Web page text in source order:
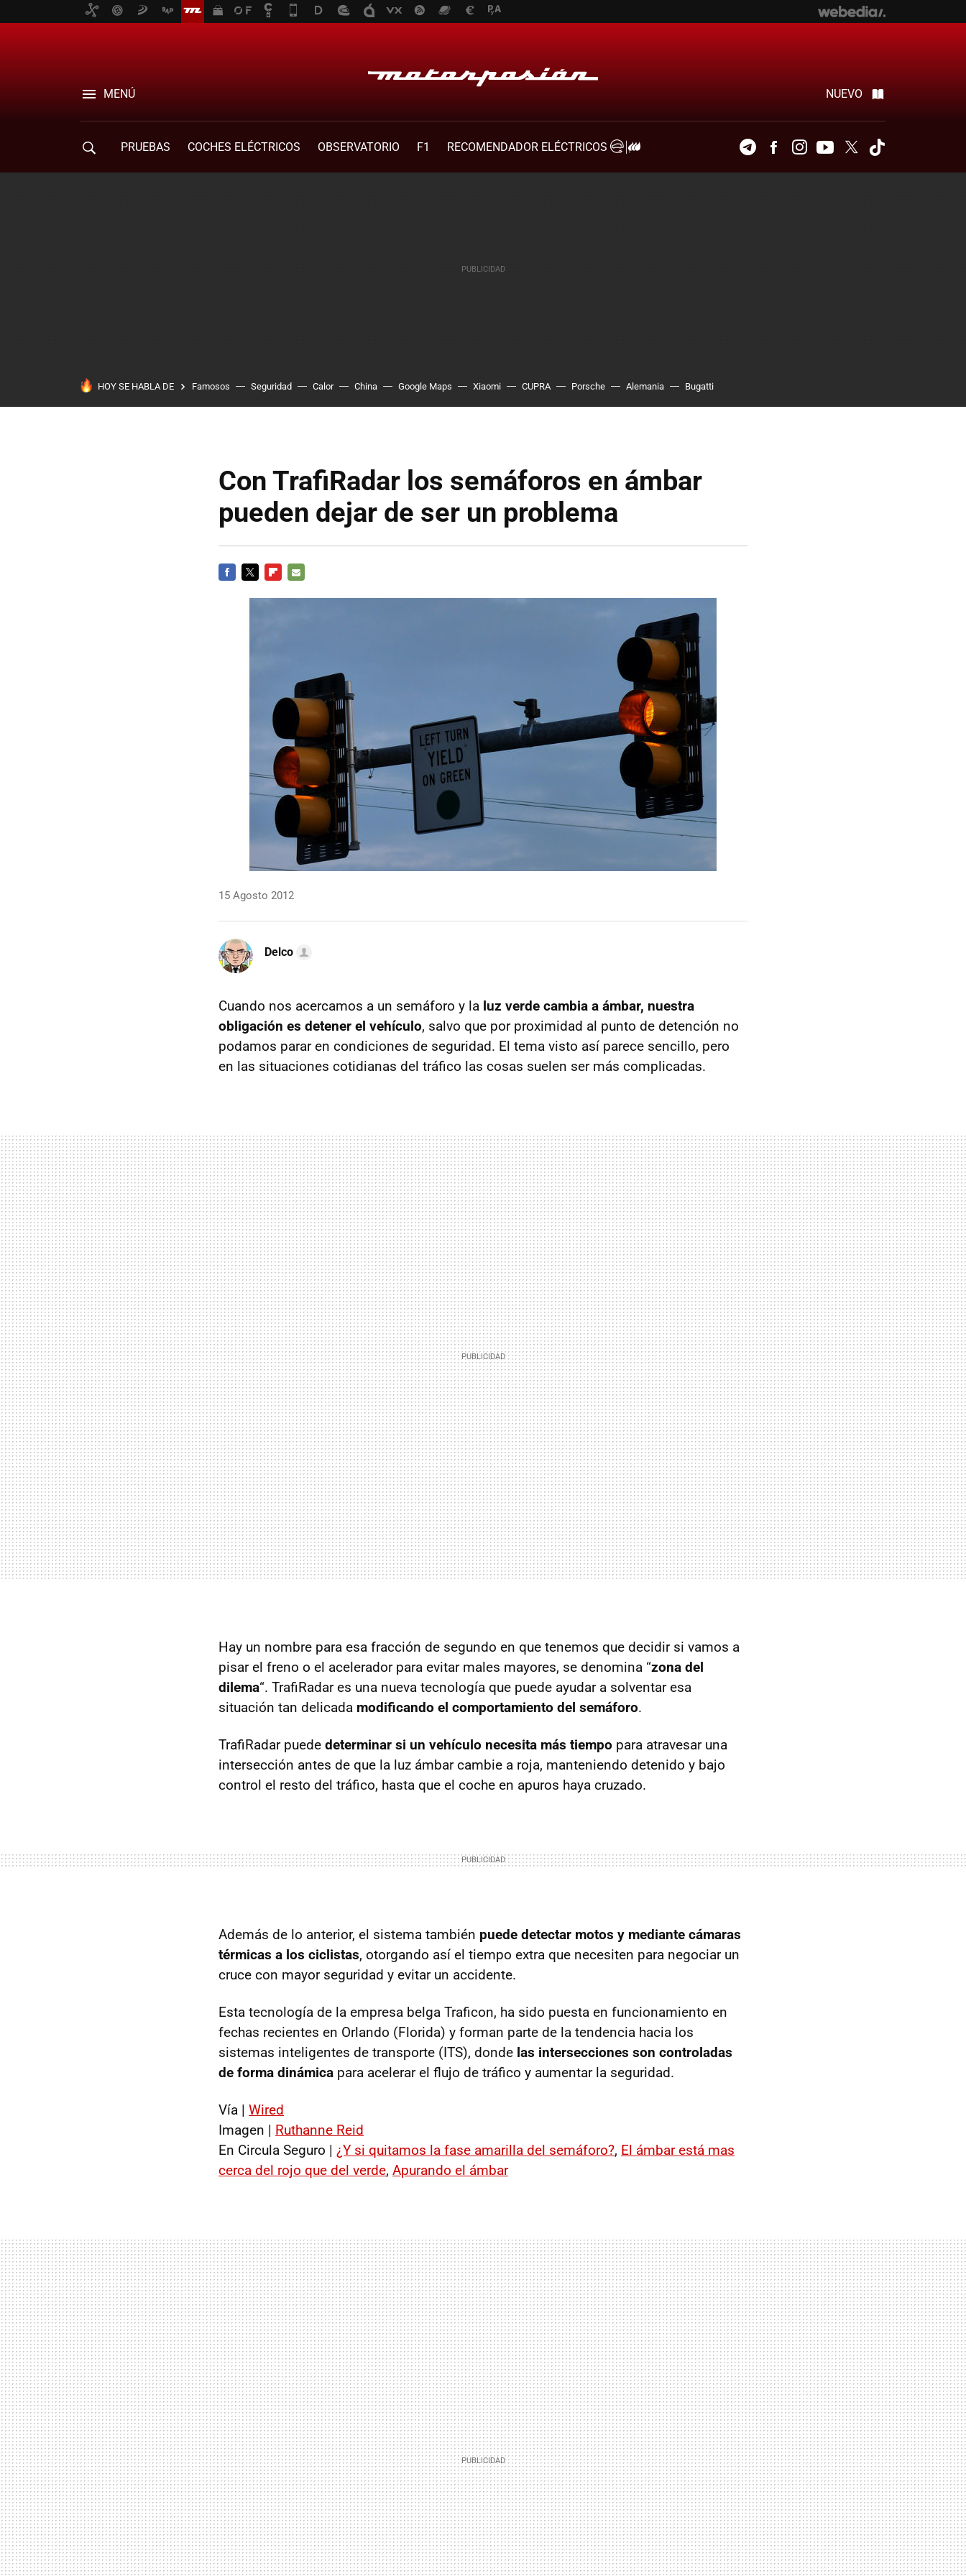
MENÚ NUEVO
PRUEBAS COCHES ELÉCTRICOS OBSERVATORIO F1
RECOMENDADOR ELÉCTRICOS
TelegramFacebookInstagramYoutubeTwitter
HOY SE HABLA DE Famosos Seguridad Calor China Google Maps Xiaomi CUPRA Porsche Alemania Bugatti
Con TrafiRadar los semáforos en ámbar
pueden dejar de ser un problema
15 Agosto 2012
Delco
Cuando nos acercamos a un semáforo y la luz verde cambia a ámbar, nuestra
obligación es detener el vehículo, salvo que por proximidad al punto de detención no
podamos parar en condiciones de seguridad. El tema visto así parece sencillo, pero
en las situaciones cotidianas del tráfico las cosas suelen ser más complicadas.
Hay un nombre para esa fracción de segundo en que tenemos que decidir si vamos a
pisar el freno o el acelerador para evitar males mayores, se denomina “zona del
dilema“. TrafiRadar es una nueva tecnología que puede ayudar a solventar esa
situación tan delicada modificando el comportamiento del semáforo.
TrafiRadar puede determinar si un vehículo necesita más tiempo para atravesar una
intersección antes de que la luz ámbar cambie a roja, manteniendo detenido y bajo
control el resto del tráfico, hasta que el coche en apuros haya cruzado.
Además de lo anterior, el sistema también puede detectar motos y mediante cámaras
térmicas a los ciclistas, otorgando así el tiempo extra que necesiten para negociar un
cruce con mayor seguridad y evitar un accidente.
Esta tecnología de la empresa belga Traficon, ha sido puesta en funcionamiento en
fechas recientes en Orlando (Florida) y forman parte de la tendencia hacia los
sistemas inteligentes de transporte (ITS), donde las intersecciones son controladas
de forma dinámica para acelerar el flujo de tráfico y aumentar la seguridad.
Vía | Wired
Imagen | Ruthanne Reid
En Circula Seguro | ¿Y si quitamos la fase amarilla del semáforo?, El ámbar está mas
cerca del rojo que del verde, Apurando el ámbar